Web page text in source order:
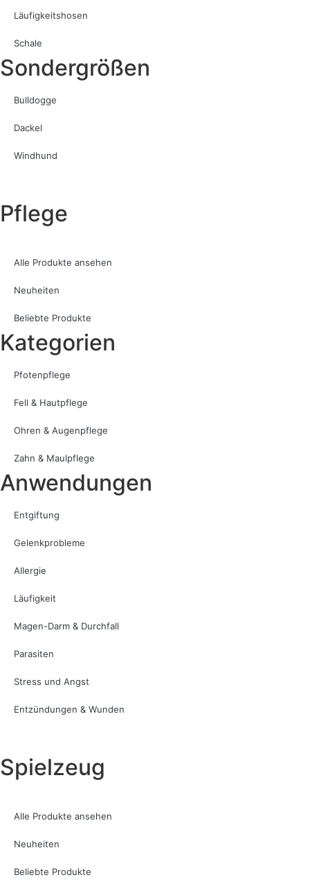
Läufigkeitshosen
Schale
Sondergrößen
Bulldogge
Dackel
Windhund
Pflege
Alle Produkte ansehen
Neuheiten
Beliebte Produkte
Kategorien
Pfotenpflege
Fell & Hautpflege
Ohren & Augenpflege
Zahn & Maulpflege
Anwendungen
Entgiftung
Gelenkprobleme
Allergie
Läufigkeit
Magen-Darm & Durchfall
Parasiten
Stress und Angst
Entzündungen & Wunden
Spielzeug
Alle Produkte ansehen
Neuheiten
Beliebte Produkte